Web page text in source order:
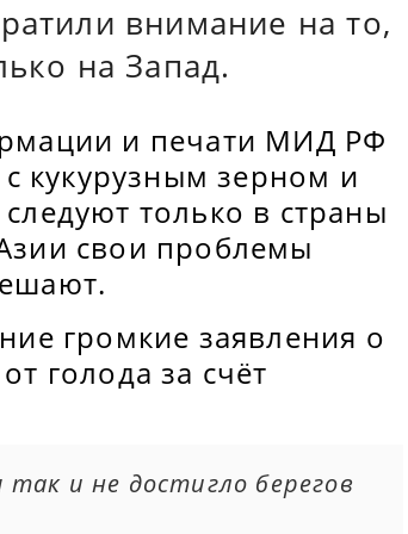
внимание на то,
на Запад.
и печати МИД РФ
кукурузным зерном и
только в страны
свои проблемы
громкие заявления о
голода за счёт
и не достигло берегов